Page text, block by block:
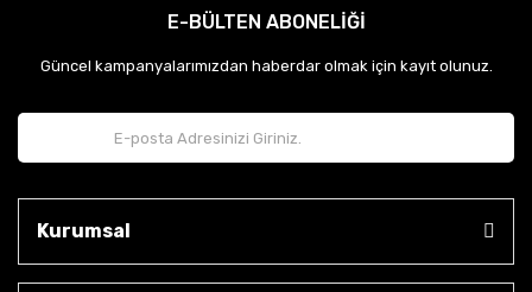
E-BÜLTEN ABONELİĞİ
Güncel kampanyalarımızdan haberdar olmak için kayıt olunuz.
Kurumsal